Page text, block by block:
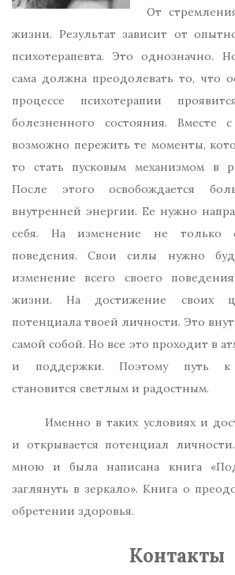
От
жизни. Результат зависит от
психотерапевта. Это однозначно.
сама должна преодолевать то, что
процессе психотерапии
болезненного состояния. Вместе с
возможно пережить те моменты,
то стать пусковым механизмом в
После этого освобождается
внутренней энергии. Ее нужно
себя. На изменение не только
поведения. Свои силы нужно
изменение всего своего
жизни. На достижение своих
потенциала твоей личности. Это
самой собой. Но все это проходит в
и поддержки. Поэтому путь к
становится светлым и радостным.
Именно в таких условиях и
и открывается потенциал
мною и была написана книга
заглянуть в зеркало». Книга о
обретении здоровья.
Контакты